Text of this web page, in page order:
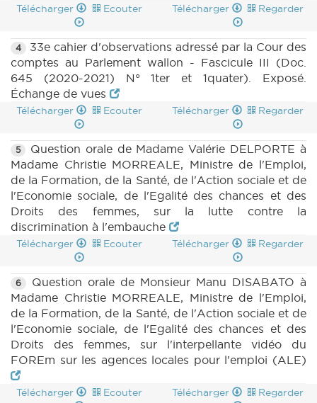
Télécharger Ecouter Télécharger Regarder
4
33e cahier d'observations adressé par la Cour des
comptes au Parlement wallon - Fascicule III (Doc.
645 (2020-2021) N° 1ter et 1quater). Exposé.
Échange de vues
Télécharger Ecouter Télécharger Regarder
5
Question orale de Madame Valérie DELPORTE à
Madame Christie MORREALE, Ministre de l'Emploi,
de la Formation, de la Santé, de l'Action sociale et de
l'Economie sociale, de l'Egalité des chances et des
Droits des femmes, sur la lutte contre la
discrimination à l'embauche
Télécharger Ecouter Télécharger Regarder
6
Question orale de Monsieur Manu DISABATO à
Madame Christie MORREALE, Ministre de l'Emploi,
de la Formation, de la Santé, de l'Action sociale et de
l'Economie sociale, de l'Egalité des chances et des
Droits des femmes, sur l'interpellante vidéo du
FOREm sur les agences locales pour l'emploi (ALE)
Télécharger Ecouter Télécharger Regarder